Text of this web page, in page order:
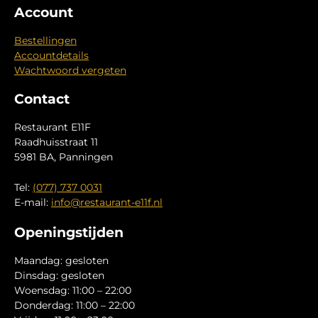
Account
Bestellingen
Accountdetails
Wachtwoord vergeten
Contact
Restaurant E11F
Raadhuisstraat 11
5981 BA, Panningen
Tel: (077) 737 0031
E-mail: info@restaurant-e11f.nl
Openingstijden
Maandag: gesloten
Dinsdag: gesloten
Woensdag: 11:00 – 22:00
Donderdag: 11:00 – 22:00